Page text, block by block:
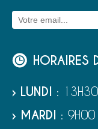
HORAIRES
› LUNDI :
› MARDI :